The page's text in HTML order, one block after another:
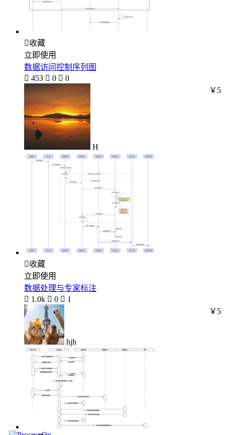
收藏
立即使用
数据访问控制序列图
 453  0  0
H
￥5
收藏
立即使用
数据处理与专家标注
 1.0k  0  1
hjh
￥5